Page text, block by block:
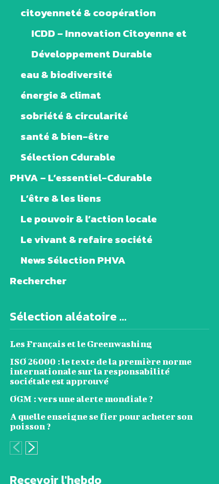
citoyenneté & coopération
ICDD – Innovation Citoyenne et
Développement Durable
eau & biodiversité
énergie & climat
sobriété & circularité
santé & bien-être
Sélection Cdurable
PHVA – L’essentiel-Cdurable
L’être & les liens
Le pouvoir & l’action locale
Le vivant & refaire société
News Sélection PHVA
Rechercher
Sélection aléatoire ...
Les Français et le Greenwashing
ISO 26000 : le texte de la première norme
internationale sur la responsabilité
sociétale est approuvé
OGM : vers une alerte mondiale ?
A quelle enseigne se fier pour acheter son
poisson ?
Recevoir l'hebdo